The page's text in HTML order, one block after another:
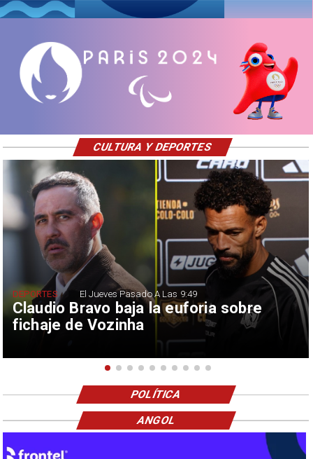
Claudio Bravo baja la euforia sobre
fichaje de Vozinha
DEPORTES El Jueves Pasado A Las 9:49
CULTURA Y DEPORTES
POLÍTICA
ANGOL